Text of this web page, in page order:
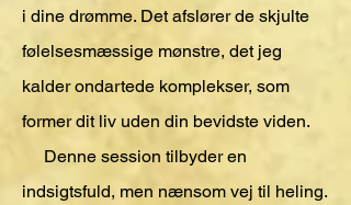
i dine drømme. Det afslører de skjulte
følelsesmæssige mønstre, det jeg
kalder ondartede komplekser, som
former dit liv uden din bevidste viden.
Denne session tilbyder en
indsigtsfuld, men nænsom vej til heling.